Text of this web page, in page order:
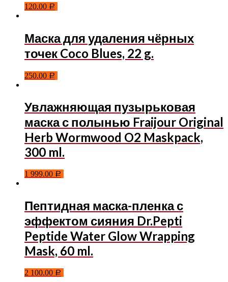
120.00 Р
Маска для удаления чёрных
точек Coco Blues, 22 g.
250.00 Р
Увлажняющая пузырьковая
маска с полынью Fraijour Original
Herb Wormwood O2 Maskpack,
300 ml.
1 999.00 Р
Пептидная маска-пленка с
эффектом сияния Dr.Pepti
Peptide Water Glow Wrapping
Mask, 60 ml.
2 100.00 Р